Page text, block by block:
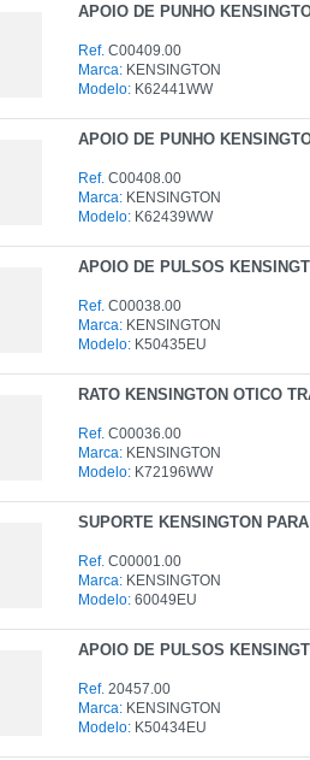
APOIO DE PUNHO
Ref. C00409.00
Marca: KENSINGTON
Modelo: K62441WW
APOIO DE PUNHO
Ref. C00408.00
Marca: KENSINGTON
Modelo: K62439WW
APOIO DE PULSOS
Ref. C00038.00
Marca: KENSINGTON
Modelo: K50435EU
RATO KENSINGTON OTICO
Ref. C00036.00
Marca: KENSINGTON
Modelo: K72196WW
SUPORTE KENSINGTON
Ref. C00001.00
Marca: KENSINGTON
Modelo: 60049EU
APOIO DE PULSOS
Ref. 20457.00
Marca: KENSINGTON
Modelo: K50434EU